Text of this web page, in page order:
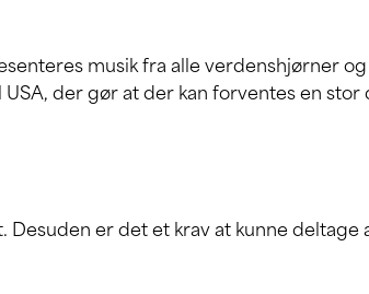
musik fra alle verdenshjørner
der gør at der kan forventes en stor
er det et krav at kunne deltage